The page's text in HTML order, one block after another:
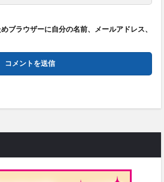
ブラウザーに自分の名前、メールアドレス、